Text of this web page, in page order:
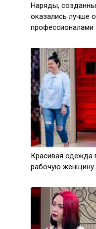
Наряды,
оказались лучше
профессионалами
Красивая одежда
рабочую женщину